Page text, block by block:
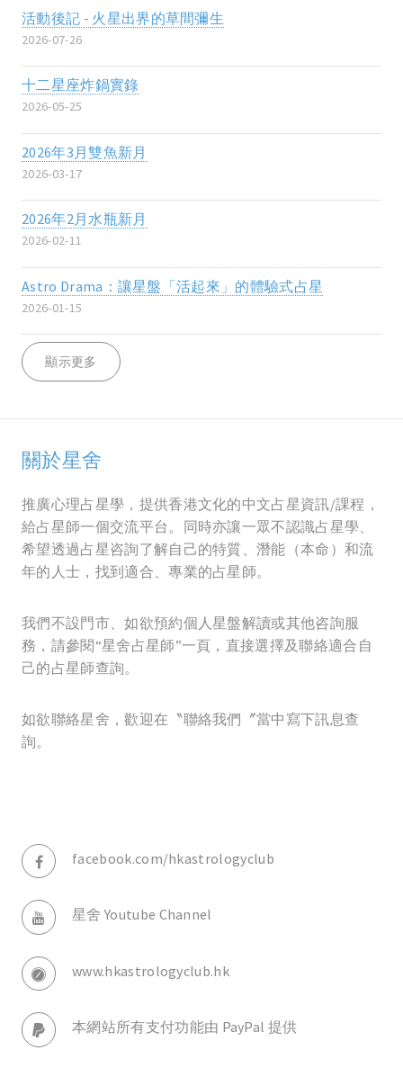
活動後記 - 火星出界的草間彌生
2026-07-26
十二星座炸鍋實錄
2026-05-25
2026年3月雙魚新月
2026-03-17
2026年2月水瓶新月
2026-02-11
Astro Drama：讓星盤「活起來」的體驗式占星
2026-01-15
顯示更多
關於星舍
推廣心理占星學，提供香港文化的中文占星資訊/課程，
給占星師一個交流平台。同時亦讓一眾不認識占星學、
希望透過占星咨詢了解自己的特質、潛能（本命）和流
年的人士，找到適合、專業的占星師。
我們不設門市、如欲預約個人星盤解讀或其他咨詢服
務，請參閱“星舍占星師”一頁，直接選擇及聯絡適合自
己的占星師查詢。
如欲聯絡星舍，歡迎在〝聯絡我們〞當中寫下訊息查
詢。
facebook.com/hkastrologyclub
星舍 Youtube Channel
www.hkastrologyclub.hk
本網站所有支付功能由 PayPal 提供